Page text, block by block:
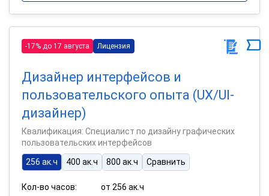
-17% до 17 августа Лицензия
Дизайнер интерфейсов и
пользовательского опыта (UX/UI-
дизайнер)
Квалификация: Специалист по дизайну графических
пользовательских интерфейсов
256 ак.ч
400 ак.ч 800 ак.ч Сравнить
Кол-во часов:
от 256 ак.ч